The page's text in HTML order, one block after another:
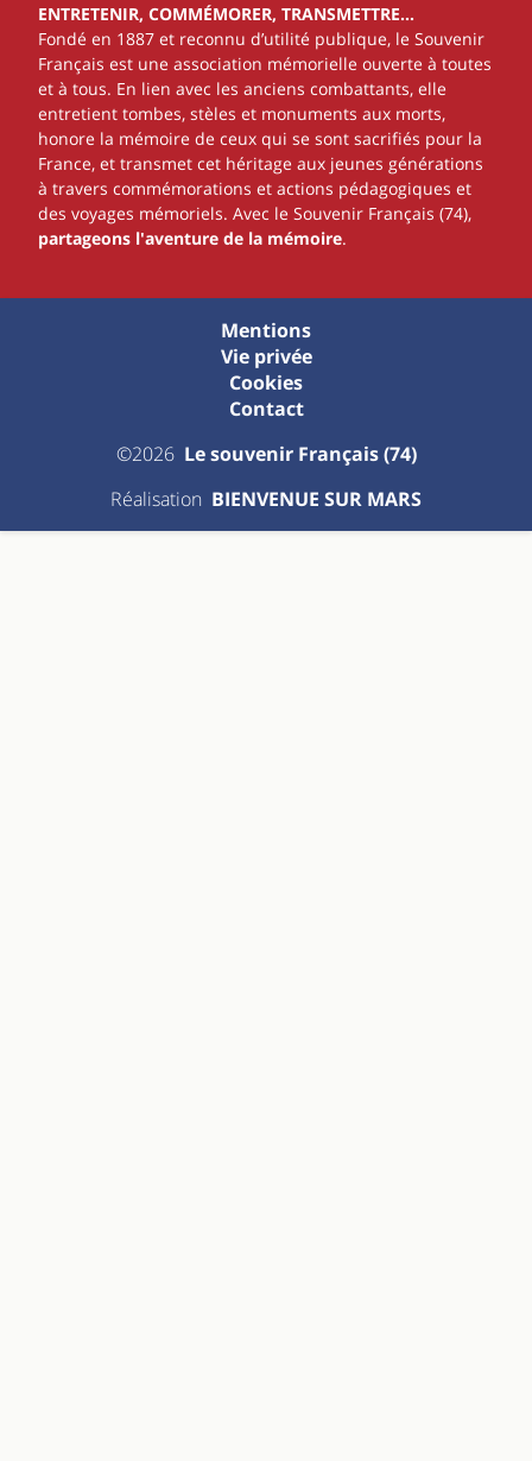
ENTRETENIR, COMMÉMORER, TRANSMETTRE…
Fondé en 1887 et reconnu d’utilité publique, le Souvenir
Français est une association mémorielle ouverte à toutes
et à tous. En lien avec les anciens combattants, elle
entretient tombes, stèles et monuments aux morts,
honore la mémoire de ceux qui se sont sacrifiés pour la
France, et transmet cet héritage aux jeunes générations
à travers commémorations et actions pédagogiques et
des voyages mémoriels. Avec le Souvenir Français (74),
partageons l'aventure de la mémoire.
©2026 Le souvenir Français (74)
Mentions
Vie privée
Cookies
Contact
Réalisation BIENVENUE SUR MARS